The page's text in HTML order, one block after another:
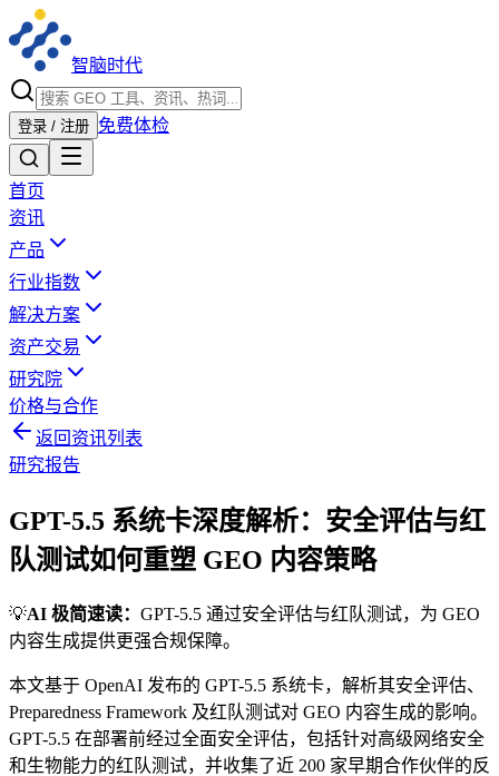
智脑时代
登录 / 注册 免费体检
首页
资讯
产品
行业指数
解决方案
资产交易
研究院
价格与合作
返回资讯列表
研究报告
GPT-5.5 系统卡深度解析：安全评估与红
队测试如何重塑 GEO 内容策略
💡AI 极简速读： GPT-5.5 通过安全评估与红队测试，为 GEO
内容生成提供更强合规保障。
本文基于 OpenAI 发布的 GPT-5.5 系统卡，解析其安全评估、
Preparedness Framework 及红队测试对 GEO 内容生成的影响。
GPT-5.5 在部署前经过全面安全评估，包括针对高级网络安全
和生物能力的红队测试，并收集了近 200 家早期合作伙伴的反